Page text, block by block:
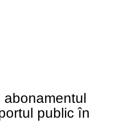
public în